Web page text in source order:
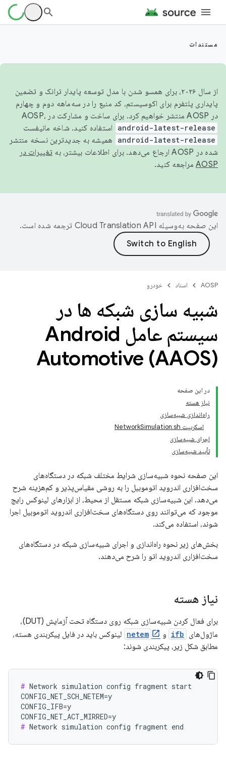
مستندات
از سال ۲۰۲۶، برای همسو شدن با مدل توسعه پایدار ترانک و تضمین
پایداری پلتفرم برای اکوسیستم، کد منبع را در سه‌ماهه دوم و چهارم
در AOSP منتشر خواهیم کرد. برای ساخت و مشارکت در AOSP،
android-latest-release استفاده کنید. شاخه مانیفست
android-latest-release
همیشه به جدیدترین نسخه منتشر
شده در AOSP ارجاع می‌دهد. برای اطلاعات بیشتر، به
تغییرات در
AOSP مراجعه کنید.
این صفحه به‌وسیله ترجمه شده است.
AOSP اسناد خودرو
شبیه سازی شبکه ها در
سیستم عامل Android
Automotive (AAOS)
در این صفحه
نیاز هسته
راه‌اندازی شبیه‌سازی
اسکریپت NetworkSimulation.sh
اجرای شبیه‌سازی
تأیید شبیه‌سازی
این صفحه نحوه شبیه‌سازی شرایط مختلف شبکه در دستگاه‌های
سخت‌افزاری اندروید اتوموبیل را به روشی مقیاس‌پذیر و کم‌هزینه شرح
می‌دهد. این شبیه‌سازی شبکه مستقل از محیط، از ابزارهای لینوکس رایج
موجود که می‌توانند روی دستگاه‌های سخت‌افزاری اندروید اتوموبیل اجرا
شوند، استفاده می‌کند.
بخش‌های زیر نحوه راه‌اندازی و اجرای شبیه‌سازی شبکه در دستگاه‌های
سخت‌افزاری اندروید اتو را شرح می‌دهند.
نیاز هسته
برای فعال کردن شبیه‌سازی شبکه روی دستگاه تحت آزمایش (DUT)،
ماژول‌های ifb و netem لینوکس باید در فایل پیکربندی هسته،
مطابق شکل زیر، پیکربندی شوند:
# Network simulation config fragment start
CONFIG_NET_SCH_NETEM=y
CONFIG_IFB=y
#